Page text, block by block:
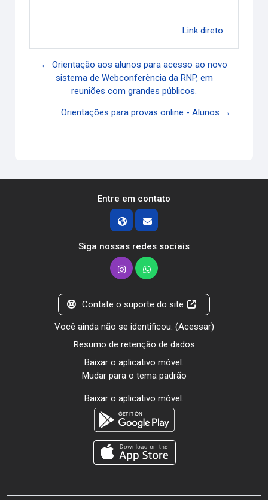
Link direto
← Orientação aos alunos para acesso ao novo
sistema de Webconferência da RNP, em
reuniões com grandes públicos.
Orientações para provas online - Alunos →
Entre em contato
Siga nossas redes sociais
Contate o suporte do site
Você ainda não se identificou. (Acessar)
Resumo de retenção de dados
Baixar o aplicativo móvel.
Mudar para o tema padrão
Baixar o aplicativo móvel.